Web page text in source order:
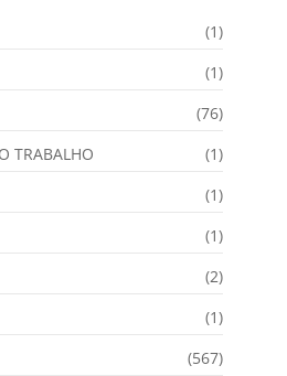
(1)
(1)
(76)
TRABALHO
(1)
(1)
(1)
(2)
(1)
(567)